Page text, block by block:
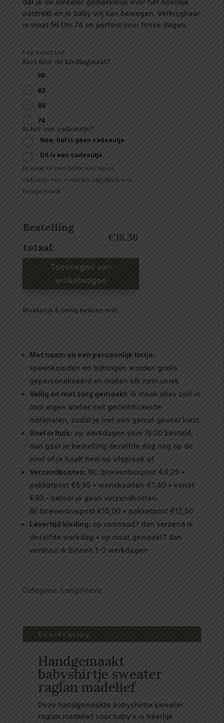
aantrekt en je baby vrij kan bewegen. Verkrijgbaar
in maat 56 t/m 74 en perfect voor frisse dagen.
1 op voorraad
Kies hier de kledingmaat?
56
62
68
74
Is het een cadeautje?
Nee, het is geen cadeautje
Dit is een cadeautje
Ik maak er met liefde een mooi
cadeautje van, zodat het uitpakken een
feestje wordt
Bestelling
totaal:
€18.36
Babyshirtje
Toevoegen aan
winkelwagen
Makkelijk & veilig betalen met:
Met naam en een persoonlijk tintje:
speenkoorden en bijtringen worden gratis
gepersonaliseerd en maken elk item uniek
Veilig en met zorg gemaakt: ik maak alles zelf in
mijn eigen atelier met gecertificeerde
materialen, zodat je met een gerust gevoel kiest
Snel in huis: op werkdagen vóór 15:00 besteld,
dan gaat je bestelling dezelfde dag nog op de
post of je haalt hem op afspraak af
Verzendkosten: NL: brievenbuspost €4,25 •
pakketpost €5,95 • wenskaarten €1,40 • vanaf
€60,- betaal je geen verzendkosten.
BE:brievenbuspost €10,00 • pakketpost €12,50
Levertijd kleding: op voorraad? dan verzend ik
dezelfde werkdag • op maat gemaakt? dan
verstuur ik binnen 1–3 werkdagen
Categorie: Longsleeve
Beschrijving
Handgemaakt
babyshirtje sweater
raglan madelief
Deze handgemaakte babyshirtje sweater
raglan madelief voor baby's is heerlijk